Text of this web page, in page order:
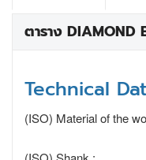
ตาราง DIAMOND
Technical
(ISO) Material of the